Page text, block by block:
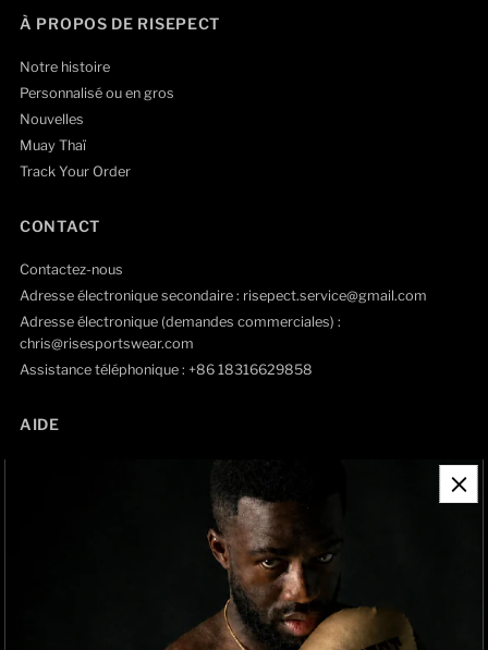
À PROPOS DE RISEPECT
Notre histoire
Personnalisé ou en gros
Nouvelles
Muay Thaï
Track Your Order
CONTACT
Contactez-nous
Adresse électronique secondaire : risepect.service@gmail.com
Adresse électronique (demandes commerciales) :
chris@risesportswear.com
Assistance téléphonique : +86 18316629858
AIDE